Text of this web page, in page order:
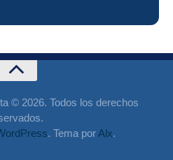
© 2026. Todos los derechos
. Tema porAlx.